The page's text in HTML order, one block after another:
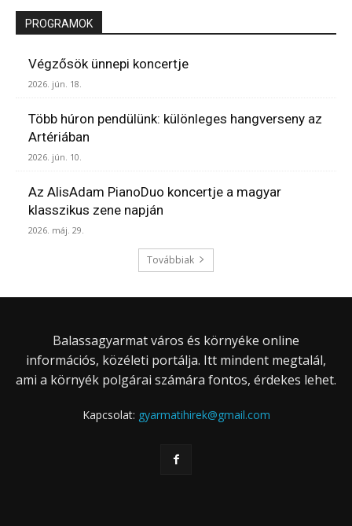
PROGRAMOK
Végzősök ünnepi koncertje
2026. jún. 18.
Több húron pendülünk: különleges hangverseny az
Artériában
2026. jún. 10.
Az AlisAdam PianoDuo koncertje a magyar
klasszikus zene napján
2026. máj. 29.
Továbbiak
Balassagyarmat város és környéke online
információs, közéleti portálja. Itt mindent megtalál,
ami a környék polgárai számára fontos, érdekes lehet.
Kapcsolat: gyarmatihirek@gmail.com